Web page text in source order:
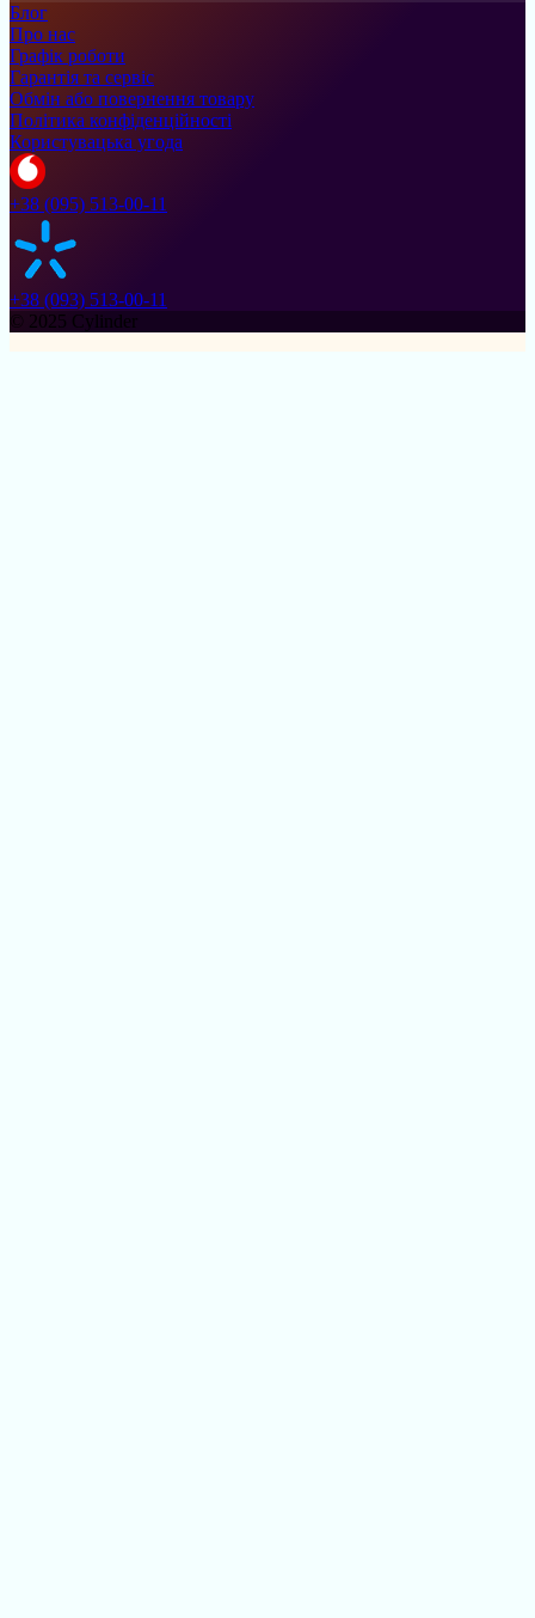
Блог
Про нас
Графік роботи
Гарантія та сервіс
Обмін або повернення товару
Політика конфіденційності
Користувацька угода
+38 (095) 513-00-11
+38 (093) 513-00-11
© 2025 Cylinder